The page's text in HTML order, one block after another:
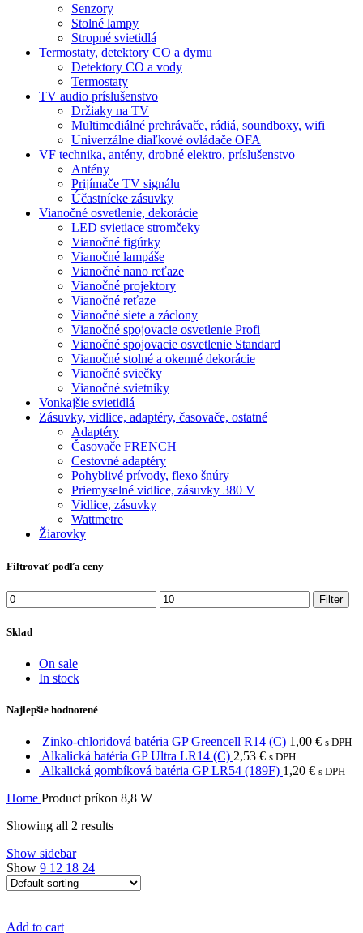
Senzory
Stolné lampy
Stropné svietidlá
Termostaty, detektory CO a dymu
Detektory CO a vody
Termostaty
TV audio príslušenstvo
Držiaky na TV
Multimediálné prehrávače, rádiá, soundboxy, wifi
Univerzálne diaľkové ovládače OFA
VF technika, antény, drobné elektro, príslušenstvo
Antény
Prijímače TV signálu
Účastnícke zásuvky
Vianočné osvetlenie, dekorácie
LED svietiace stromčeky
Vianočné figúrky
Vianočné lampáše
Vianočné nano reťaze
Vianočné projektory
Vianočné reťaze
Vianočné siete a záclony
Vianočné spojovacie osvetlenie Profi
Vianočné spojovacie osvetlenie Standard
Vianočné stolné a okenné dekorácie
Vianočné sviečky
Vianočné svietniky
Vonkajšie svietidlá
Zásuvky, vidlice, adaptéry, časovače, ostatné
Adaptéry
Časovače FRENCH
Cestovné adaptéry
Pohyblivé prívody, flexo šnúry
Priemyselné vidlice, zásuvky 380 V
Vidlice, zásuvky
Wattmetre
Žiarovky
Filtrovať podľa ceny
Min
price
Max
price
Filter
Sklad
On sale
In stock
Najlepšie hodnotené
Zinko-chloridová batéria GP Greencell R14 (C) 1,00 € s DPH
Alkalická batéria GP Ultra LR14 (C) 2,53 € s DPH
Alkalická gombíková batéria GP LR54 (189F) 1,20 € s DPH
Home Product príkon 8,8 W
Showing all 2 results
Show sidebar
Show 9 12 18 24
Add to cart